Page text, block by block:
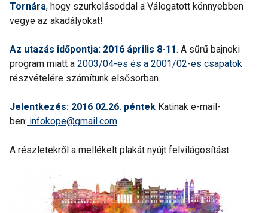
Tornára, hogy szurkolásoddal a Válogatott könnyebben
vegye az akadályokat!
Az utazás időpontja: 2016 április 8-11. A sűrű bajnoki
program miatt a 2003/04-es és a 2001/02-es csapatok
részvételére számítunk elsősorban.
Jelentkezés: 2016 02.26. péntek Katinak e-mail-
ben: infokope@gmail.com.
A részletekről a mellékelt plakát nyújt felvilágosítást.